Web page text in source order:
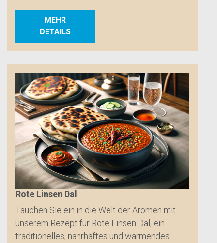
MEHR
DETAILS
Rote Linsen Dal
Tauchen Sie ein in die Welt der Aromen mit
unserem Rezept für Rote Linsen Dal, ein
traditionelles, nahrhaftes und wärmendes